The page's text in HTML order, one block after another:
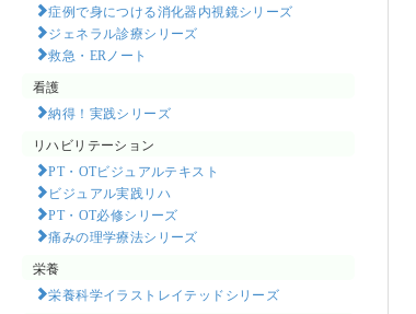
症例で身につける消化器内視鏡シリーズ
ジェネラル診療シリーズ
救急・ERノート
看護
納得！実践シリーズ
リハビリテーション
PT・OTビジュアルテキスト
ビジュアル実践リハ
PT・OT必修シリーズ
痛みの理学療法シリーズ
栄養
栄養科学イラストレイテッドシリーズ